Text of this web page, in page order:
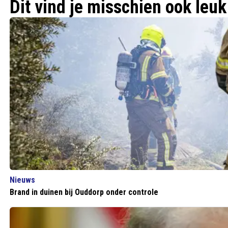
Dit vind je misschien ook leuk
Nieuws
Brand in duinen bij Ouddorp onder controle